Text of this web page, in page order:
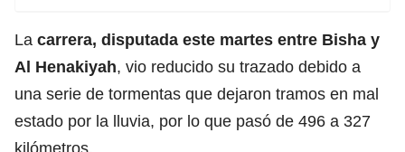
La carrera, disputada este martes entre Bisha y
Al Henakiyah, vio reducido su trazado debido a
una serie de tormentas que dejaron tramos en mal
estado por la lluvia, por lo que pasó de 496 a 327
kilómetros.